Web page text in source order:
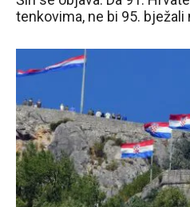
tenkovima, ne bi 95. bježali